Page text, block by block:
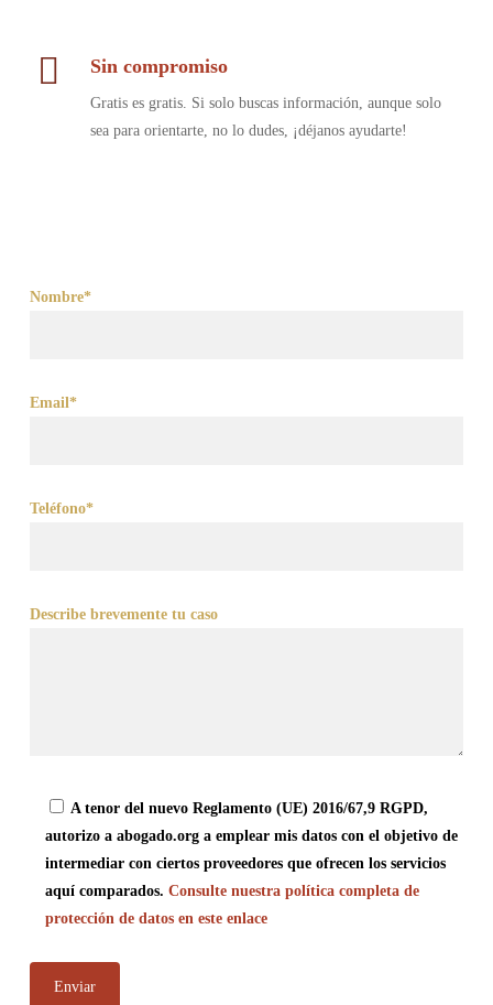
Sin compromiso
Gratis es gratis. Si solo buscas información, aunque solo
sea para orientarte, no lo dudes, ¡déjanos ayudarte!
Nombre*
Email*
Teléfono*
Describe brevemente tu caso
A tenor del nuevo Reglamento (UE) 2016/67,9 RGPD,
autorizo a abogado.org a emplear mis datos con el objetivo de
intermediar con ciertos proveedores que ofrecen los servicios
aquí comparados. Consulte nuestra política completa de
protección de datos en este enlace